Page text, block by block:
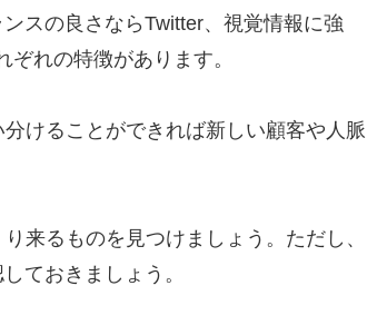
スの良さならTwitter、視覚情報に強
れの特徴があります。
けることができれば新しい顧客や人脈
来るものを見つけましょう。ただし、
ておきましょう。